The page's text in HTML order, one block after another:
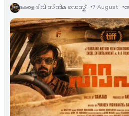
കേരള ടിവി സിനിമ ഡെസ്ക് 7 August